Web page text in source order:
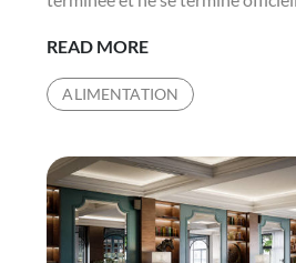
READ MORELES
MEILLEURS
CONSEILS
ORGANISER
UNE
FÊTE
DE
ALIMENTATION